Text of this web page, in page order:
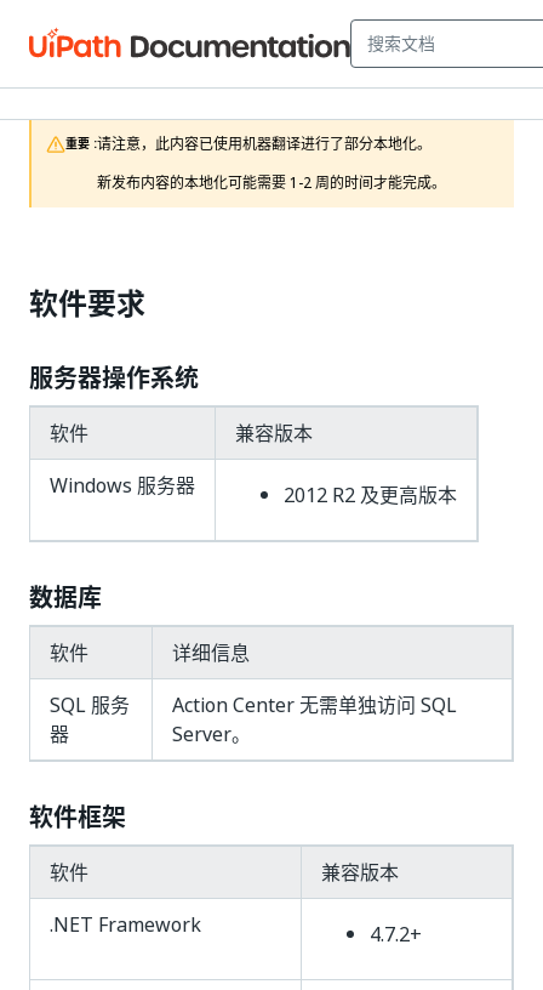
重要 :请注意，此内容已使用机器翻译进行了部分本地化。
新发布内容的本地化可能需要 1-2 周的时间才能完成。
软件要求
服务器操作系统
软件
兼容版本
Windows 服务器
2012 R2 及更高版本
数据库
软件
详细信息
SQL 服务
器
Action Center 无需单独访问 SQL
Server。
软件框架
软件
兼容版本
.NET Framework
4.7.2+